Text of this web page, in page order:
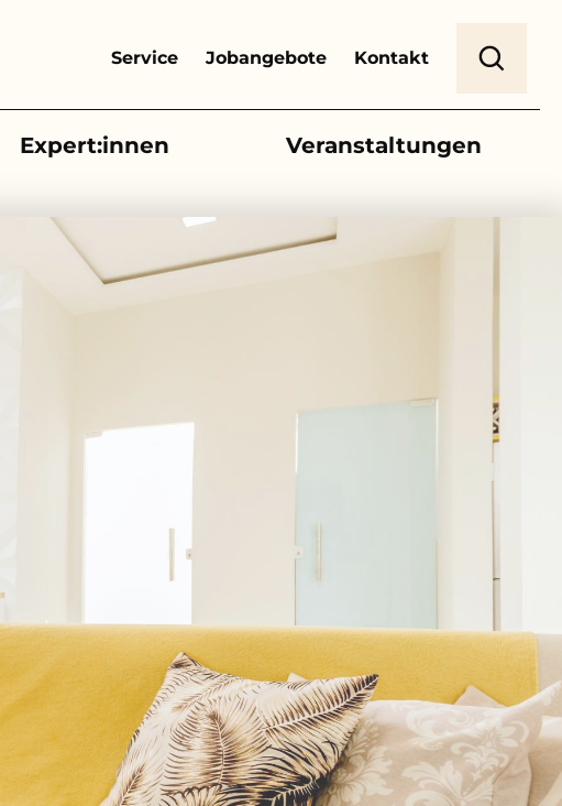
Service Jobangebote Kontakt
Expert:innen Veranstaltungen